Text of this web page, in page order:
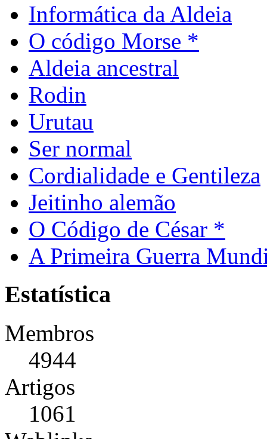
Informática da Aldeia
O código Morse *
Aldeia ancestral
Rodin
Urutau
Ser normal
Cordialidade e Gentileza
Jeitinho alemão
O Código de César *
A Primeira Guerra
Estatística
Membros
4944
Artigos
1061